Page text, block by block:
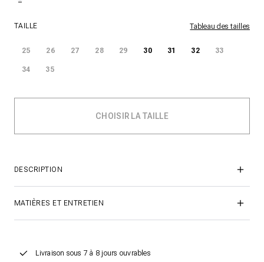
TAILLE Tableau des tailles
25 26 27 28 29 30 31 32 33
34 35
DESCRIPTION
MATIÈRES ET ENTRETIEN
Livraison sous 7 à 8 jours ouvrables